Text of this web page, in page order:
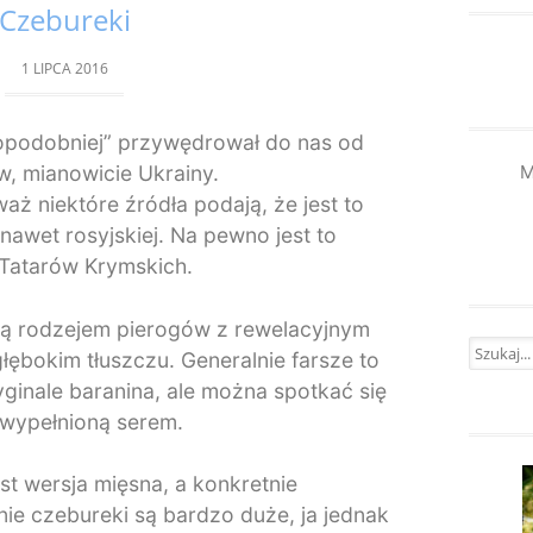
1 LIPCA 2016
przywędrował do nas od
mianowicie Ukrainy.
niektóre źródła podają, że jest to
rosyjskiej. Na pewno jest to
Krymskich.
rodzejem pierogów z rewelacyjnym
tłuszczu. Generalnie farsze to
baranina, ale można spotkać się
serem.
wersja mięsna, a konkretnie
czebureki są bardzo duże, ja jednak
Szukaj: